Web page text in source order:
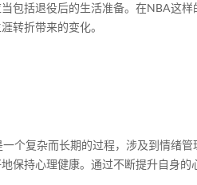
包括退役后的生活准备。在NBA这
转折带来的变化。
个复杂而长期的过程，涉及到情绪
保持心理健康。通过不断提升自身